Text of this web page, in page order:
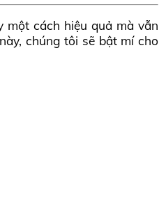
cách hiệu quả mà vẫn
chúng tôi sẽ bật mí cho